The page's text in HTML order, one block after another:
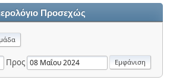
Προσεχώς
Προς